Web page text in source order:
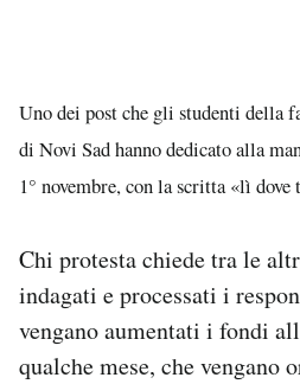
Uno dei post che gli studenti della
di Novi Sad hanno dedicato alla
1° novembre, con la scritta «lì
Chi protesta chiede tra le
indagati e processati i
vengano aumentati i fondi
qualche mese, che vengano